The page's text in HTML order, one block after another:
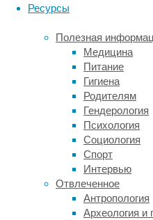
Ресурсы
Полезная
Медицина
Питание
Гигиена
Родителям
Гендерология
Психология
Социология
Спорт
Интервью
Отвлеченное
Антропология
Археология и
провел
обзор
метаанализ
224
исследований
из
71
страны
или
региона
с
общей
выборкой